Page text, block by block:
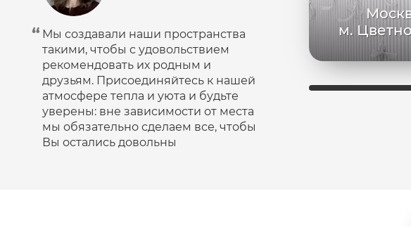
Эмульсия
Мы создавали наши пространства
такими, чтобы с удовольствием
рекомендовать их родным и
друзьям. Присоединяйтесь к нашей
атмосфере тепла и уюта и будьте
уверены: вне зависимости от места
мы обязательно сделаем все, чтобы
Вы остались довольны